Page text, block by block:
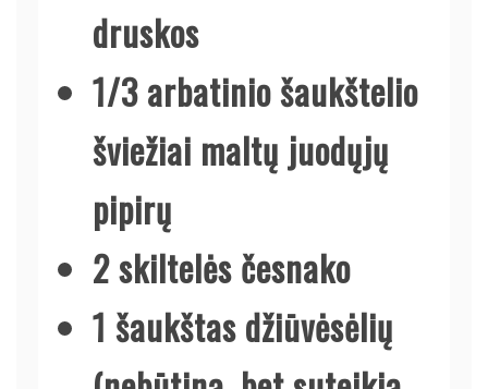
druskos
1/3 arbatinio šaukštelio
šviežiai maltų juodųjų
pipirų
2 skiltelės česnako
1 šaukštas džiūvėsėlių